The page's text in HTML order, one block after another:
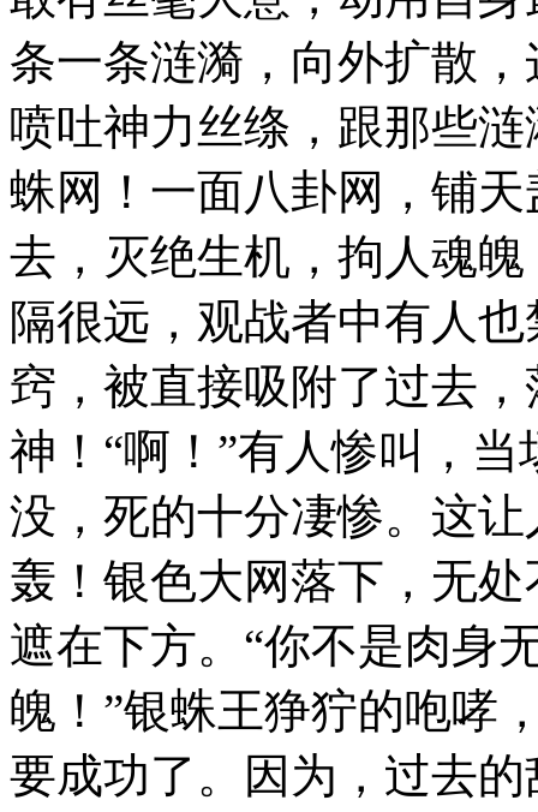
条一条涟漪，向外扩散
喷吐神力丝绦，跟那些
蛛网！一面八卦网，铺
去，灭绝生机，拘人魂
隔很远，观战者中有人
窍，被直接吸附了过去
神！“啊！”有人惨叫，
没，死的十分凄惨。这
轰！银色大网落下，无
遮在下方。“你不是肉身
魄！”银蛛王狰狞的咆哮
要成功了。因为，过去